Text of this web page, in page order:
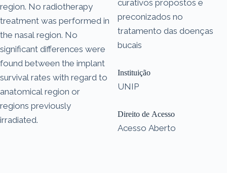
region. No radiotherapy
treatment was performed in
the nasal region. No
significant differences were
found between the implant
survival rates with regard to
anatomical region or
regions previously
irradiated.
curativos propostos e
preconizados no
tratamento das doenças
bucais
Instituição
UNIP
Direito de Acesso
Acesso Aberto